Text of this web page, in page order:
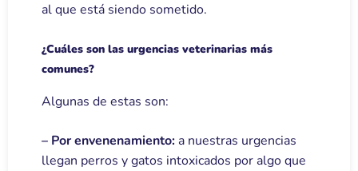
al que está siendo sometido.
¿Cuáles son las urgencias veterinarias más
comunes?
Algunas de estas son:
– Por envenenamiento: a nuestras urgencias
llegan perros y gatos intoxicados por algo que